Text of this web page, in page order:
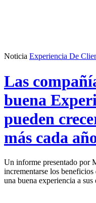
Noticia Experiencia De
Las
buena
pueden
más cada
Un informe presentado por
incrementarse los
una buena experiencia a sus